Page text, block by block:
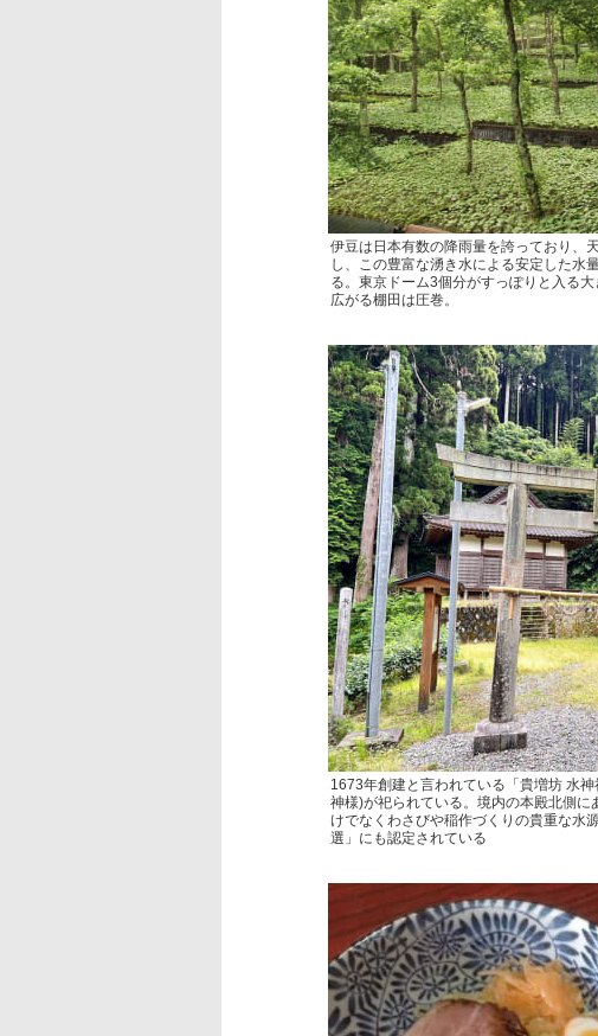
伊豆は日本有数の降雨量を誇っており、
し、この豊富な湧き水による安定した水
る。東京ドーム3個分がすっぽりと入る
広がる棚田は圧巻。
1673年創建と言われている「貴増坊 水
神様)が祀られている。境内の本殿北側
けでなくわさびや稲作づくりの貴重な水
選」にも認定されている